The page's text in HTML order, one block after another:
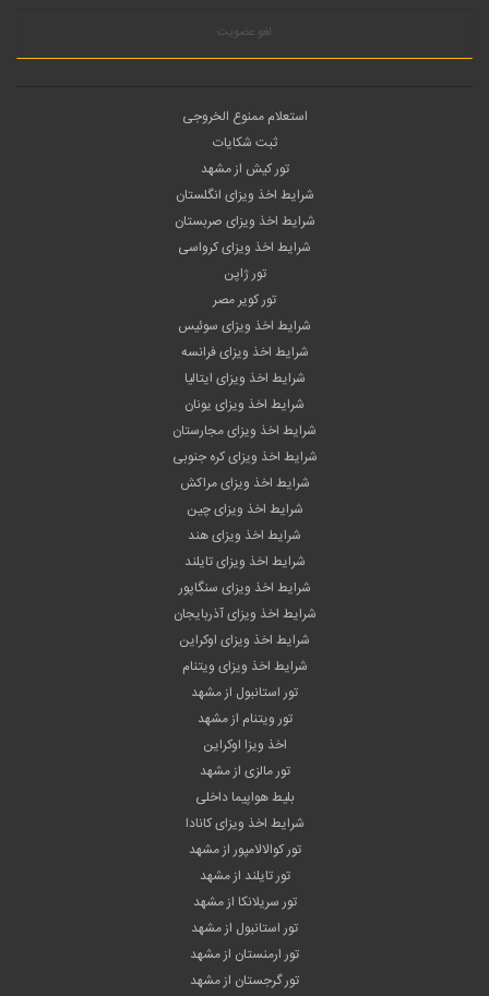
لغو عضویت
استعلام ممنوع الخروجی
ثبت شکایات
تور کیش از مشهد
شرایط اخذ ویزای انگلستان
شرایط اخذ ویزای صربستان
شرایط اخذ ویزای کرواسی
تور ژاپن
تور کویر مصر
شرایط اخذ ویزای سوئیس
شرایط اخذ ویزای فرانسه
شرایط اخذ ویزای ایتالیا
شرایط اخذ ویزای یونان
شرایط اخذ ویزای مجارستان
شرایط اخذ ویزای کره جنوبی
شرایط اخذ ویزای مراکش
شرایط اخذ ویزای چین
شرایط اخذ ویزای هند
شرایط اخذ ویزای تایلند
شرایط اخذ ویزای سنگاپور
شرایط اخذ ویزای آذربایجان
شرایط اخذ ویزای اوکراین
شرایط اخذ ویزای ویتنام
تور استانبول از مشهد
تور ویتنام از مشهد
اخذ ویزا اوکراین
تور مالزی از مشهد
بلیط هواپیما داخلی
شرایط اخذ ویزای کانادا
تور کوالالامپور از مشهد
تور تایلند از مشهد
تور سریلانکا از مشهد
تور استانبول از مشهد
تور ارمنستان از مشهد
تور گرجستان از مشهد